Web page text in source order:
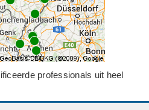
professionals uit heel